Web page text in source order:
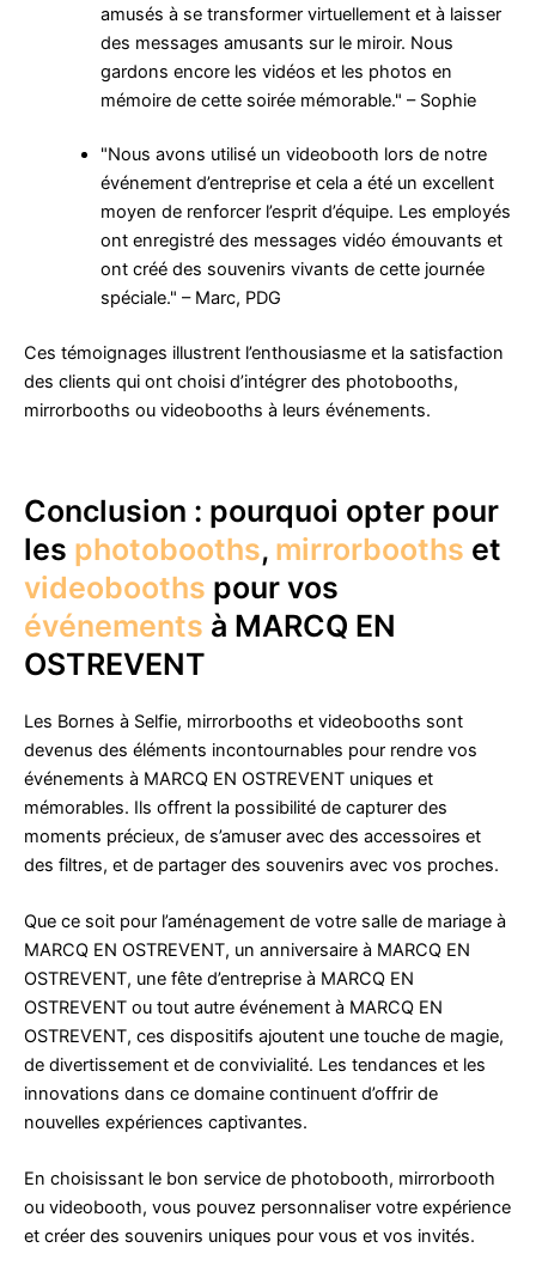
amusés à se transformer virtuellement et à laisser
des messages amusants sur le miroir. Nous
gardons encore les vidéos et les photos en
mémoire de cette soirée mémorable." – Sophie
"Nous avons utilisé un videobooth lors de notre
événement d’entreprise et cela a été un excellent
moyen de renforcer l’esprit d’équipe. Les employés
ont enregistré des messages vidéo émouvants et
ont créé des souvenirs vivants de cette journée
spéciale." – Marc, PDG
Ces témoignages illustrent l’enthousiasme et la satisfaction
des clients qui ont choisi d’intégrer des photobooths,
mirrorbooths ou videobooths à leurs événements.
Conclusion : pourquoi opter pour
les photobooths, mirrorbooths et
videobooths pour vos
événements à MARCQ EN
OSTREVENT
Les Bornes à Selfie, mirrorbooths et videobooths sont
devenus des éléments incontournables pour rendre vos
événements à MARCQ EN OSTREVENT uniques et
mémorables. Ils offrent la possibilité de capturer des
moments précieux, de s’amuser avec des accessoires et
des filtres, et de partager des souvenirs avec vos proches.
Que ce soit pour l’aménagement de votre salle de mariage à
MARCQ EN OSTREVENT, un anniversaire à MARCQ EN
OSTREVENT, une fête d’entreprise à MARCQ EN
OSTREVENT ou tout autre événement à MARCQ EN
OSTREVENT, ces dispositifs ajoutent une touche de magie,
de divertissement et de convivialité. Les tendances et les
innovations dans ce domaine continuent d’offrir de
nouvelles expériences captivantes.
En choisissant le bon service de photobooth, mirrorbooth
ou videobooth, vous pouvez personnaliser votre expérience
et créer des souvenirs uniques pour vous et vos invités.